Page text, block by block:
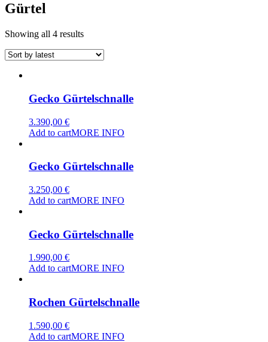
Gürtel
Showing all 4 resultsSorted
latest
Gecko Gürtelschnalle
3.390,00 €
Add to cartMORE INFO
Gecko Gürtelschnalle
3.250,00 €
Add to cartMORE INFO
Gecko Gürtelschnalle
1.990,00 €
Add to cartMORE INFO
Rochen Gürtelschnalle
1.590,00 €
Add to cartMORE INFO